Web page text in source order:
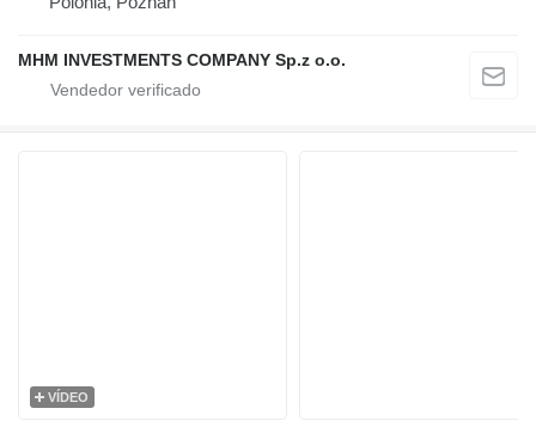
MHM INVESTMENTS COMPANY Sp.z o.o.
VÍDEO